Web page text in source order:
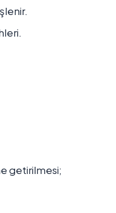
getirilmesi;